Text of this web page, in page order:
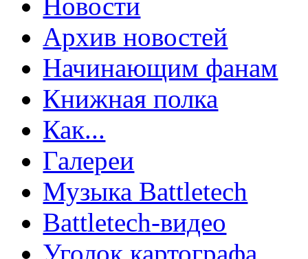
Новости
Архив новостей
Начинающим фанам
Книжная полка
Как...
Галереи
Музыка Battletech
Battletech-видео